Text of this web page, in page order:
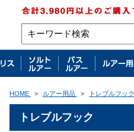
HOME > ルアー用品 > トレブルフック
トレブルフック